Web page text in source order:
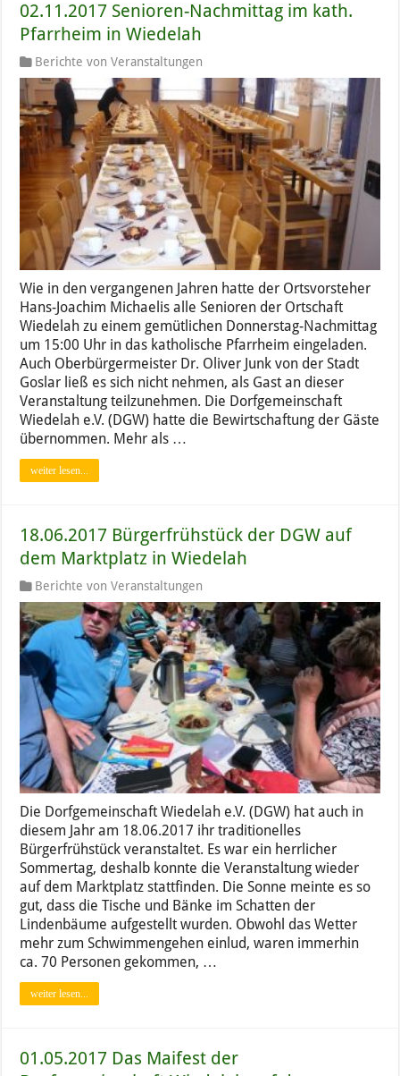
02.11.2017 Senioren-Nachmittag im kath.
Pfarrheim in Wiedelah
Berichte von Veranstaltungen
Wie in den vergangenen Jahren hatte der Ortsvorsteher
Hans-Joachim Michaelis alle Senioren der Ortschaft
Wiedelah zu einem gemütlichen Donnerstag-Nachmittag
um 15:00 Uhr in das katholische Pfarrheim eingeladen.
Auch Oberbürgermeister Dr. Oliver Junk von der Stadt
Goslar ließ es sich nicht nehmen, als Gast an dieser
Veranstaltung teilzunehmen. Die Dorfgemeinschaft
Wiedelah e.V. (DGW) hatte die Bewirtschaftung der Gäste
übernommen. Mehr als …
weiter lesen...
18.06.2017 Bürgerfrühstück der DGW auf
dem Marktplatz in Wiedelah
Berichte von Veranstaltungen
Die Dorfgemeinschaft Wiedelah e.V. (DGW) hat auch in
diesem Jahr am 18.06.2017 ihr traditionelles
Bürgerfrühstück veranstaltet. Es war ein herrlicher
Sommertag, deshalb konnte die Veranstaltung wieder
auf dem Marktplatz stattfinden. Die Sonne meinte es so
gut, dass die Tische und Bänke im Schatten der
Lindenbäume aufgestellt wurden. Obwohl das Wetter
mehr zum Schwimmengehen einlud, waren immerhin
ca. 70 Personen gekommen, …
weiter lesen...
01.05.2017 Das Maifest der